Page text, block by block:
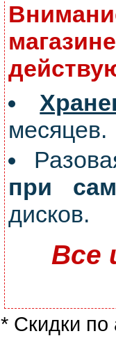
месяцев.
при
дисков.
Все
* Скидки по